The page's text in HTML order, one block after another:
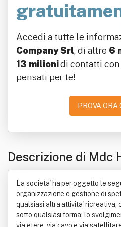
Accedi a tutte le
Company Srl, di altre 6
13 milionidi contatti con
pensati per te!
PROVA ORA
Descrizione di Mdc
y Srl
La societa' ha per oggetto le
organizzazione e gestione di
qualsiasi altra attivita' ricreativa,
sotto qualsiasi forma; lo
via etere, via cavo e via